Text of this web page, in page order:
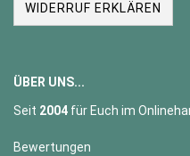
WIDERRUF ERKLÄREN
ÜBER UNS...
Seit 2004 für Euch im
Bewertungen